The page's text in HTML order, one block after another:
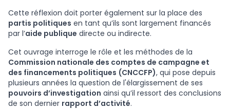
Cette réflexion doit porter également sur la place des
partis politiques en tant qu’ils sont largement financés
par l’aide publique directe ou indirecte.
Cet ouvrage interroge le rôle et les méthodes de la
Commission nationale des comptes de campagne et
des financements politiques (CNCCFP), qui pose depuis
plusieurs années la question de l'élargissement de ses
pouvoirs d’investigation ainsi qu’il ressort des conclusions
de son dernier rapport d’activité.